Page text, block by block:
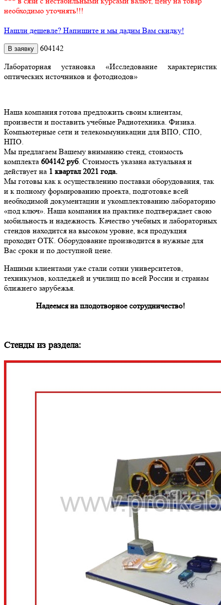
необходимо уточнять!!!
Нашли дешевле? Напишите и мы дадим Вам скидку!
604142
Лабораторная установка «Исследование характеристик
оптических источников и фотодиодов»
Наша компания готова предложить своим клиентам,
произвести и поставить учебные Радиотехника. Физика.
Компьютерные сети и телекоммуникации для ВПО, СПО,
НПО.
Мы предлагаем Вашему вниманию стенд, стоимость
комплекта 604142 руб. Стоимость указана актуальная и
действует на 1 квартал 2021 года.
Мы готовы как к осуществлению поставки оборудования, так
и к полному формированию проекта, подготовке всей
необходимой документации и укомплектованию лабораторию
«под ключ». Наша компания на практике подтверждает свою
мобильность и надежность. Качество учебных и лабораторных
стендов находится на высоком уровне, вся продукция
проходит ОТК. Оборудование производится в нужные для
Вас сроки и по доступной цене.
Нашими клиентами уже стали сотни университетов,
техникумов, колледжей и училищ по всей России и странам
ближнего зарубежья.
Надеемся на плодотворное сотрудничество!
Стенды из раздела: